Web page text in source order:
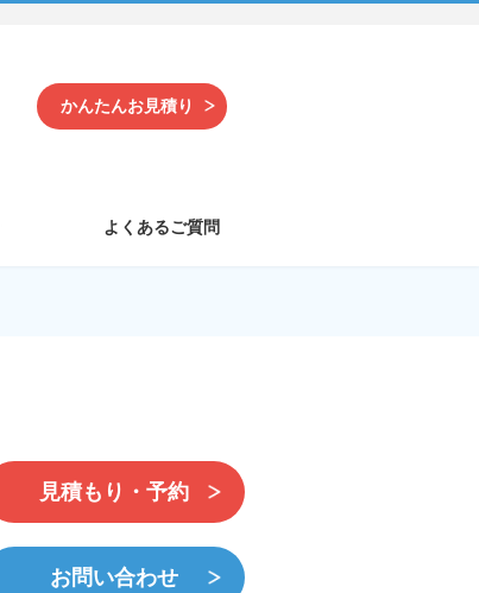
かんたんお見積り
よくあるご質問
見積もり・予約
お問い合わせ